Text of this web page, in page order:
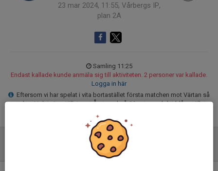
23 mar 2024, 11:55, Vårbergs IP,
plan 2A
Samling 11:25
Endast kallade kunde anmäla sig till aktiviteten. 2 personer var kallade.
Logga in här
Eftersom vi har spelat i vita bortastället första matchen mot Värtan så
spelar vi i det vita stället mot Årsta också. Men ta med det blåa stället